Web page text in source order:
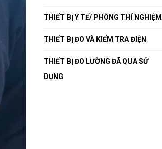
THIẾT BỊ Y TẾ/ PHÒNG THÍ NGHIỆM
THIẾT BỊ ĐO VÀ KIỂM TRA ĐIỆN
THIẾT BỊ ĐO LƯỜNG ĐÃ QUA SỬ
DỤNG